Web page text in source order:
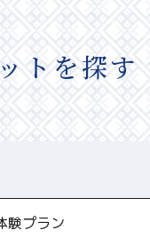
ト
ス
いて
イブラリー
レットダウンロード
トを探す
験プラン